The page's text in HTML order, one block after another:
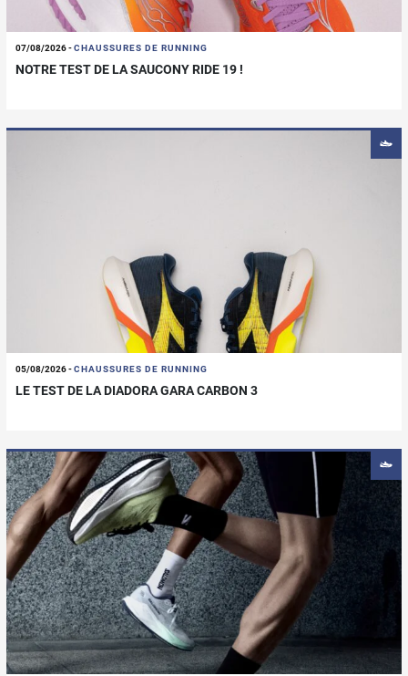
07/08/2026-CHAUSSURES DE RUNNING
NOTRE TEST DE LA SAUCONY RIDE 19 !
05/08/2026-CHAUSSURES DE RUNNING
LE TEST DE LA DIADORA GARA CARBON 3